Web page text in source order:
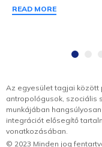
READ MORE
Az egyesület tagjai között
antropológusok, szociális
munkájában
integrációt elősegítő
vonatkozásában.
© 2023 Minden jog